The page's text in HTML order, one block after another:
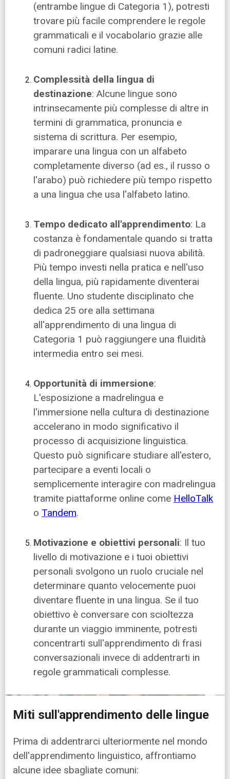
(entrambe lingue di Categoria 1), potresti
trovare più facile comprendere le regole
grammaticali e il vocabolario grazie alle
comuni radici latine.
Complessità della lingua di
destinazione: Alcune lingue sono
intrinsecamente più complesse di altre in
termini di grammatica, pronuncia e
sistema di scrittura. Per esempio,
imparare una lingua con un alfabeto
completamente diverso (ad es., il russo o
l'arabo) può richiedere più tempo rispetto
a una lingua che usa l'alfabeto latino.
Tempo dedicato all'apprendimento: La
costanza è fondamentale quando si tratta
di padroneggiare qualsiasi nuova abilità.
Più tempo investi nella pratica e nell'uso
della lingua, più rapidamente diventerai
fluente. Uno studente disciplinato che
dedica 25 ore alla settimana
all'apprendimento di una lingua di
Categoria 1 può raggiungere una fluidità
intermedia entro sei mesi.
Opportunità di immersione:
L'esposizione a madrelingua e
l'immersione nella cultura di destinazione
accelerano in modo significativo il
processo di acquisizione linguistica.
Questo può significare studiare all'estero,
partecipare a eventi locali o
semplicemente interagire con madrelingua
tramite piattaforme online come HelloTalk
o Tandem.
Motivazione e obiettivi personali: Il tuo
livello di motivazione e i tuoi obiettivi
personali svolgono un ruolo cruciale nel
determinare quanto velocemente puoi
diventare fluente in una lingua. Se il tuo
obiettivo è conversare con scioltezza
durante un viaggio imminente, potresti
concentrarti sull'apprendimento di frasi
conversazionali invece di addentrarti in
regole grammaticali complesse.
Miti sull'apprendimento delle lingue
Prima di addentrarci ulteriormente nel mondo
dell'apprendimento linguistico, affrontiamo
alcune idee sbagliate comuni: